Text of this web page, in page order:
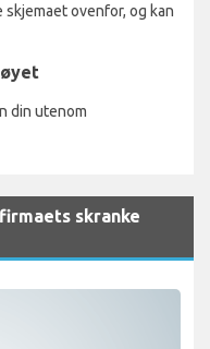
skjemaet ovenfor, og kan
din utenom
skranke